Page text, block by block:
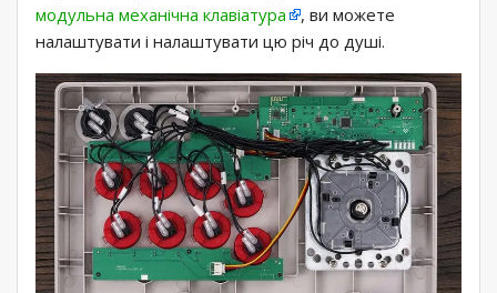
модульна механічна клавіатура
, ви можете
налаштувати і налаштувати цю річ до душі.